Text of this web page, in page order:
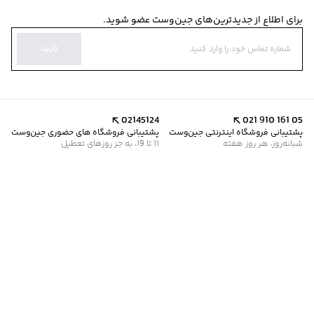
برای اطلاع از جدیدترین‌های جین‌وست عضو شوید.
تایید
021 910 161 05
پشتیبانی فروشگاه اینترنتی جین‌وست
شبانه‌روز، هر روز هفته
02145124
پشتیبانی فروشگاه های حضوری جین‌وست
11 تا 19، به جز روزهای تعطیل